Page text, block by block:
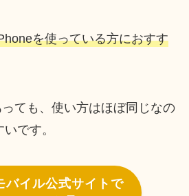
を使っている方におすす
ても、使い方はほぼ同じなの
です。
バイル公式サイトで